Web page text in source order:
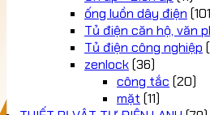
ống luồn dây điện
Tủ điện căn hộ, văn
Tủ điện công nghiệp
zenlock(36)
công tắc (20)
mặt (11)